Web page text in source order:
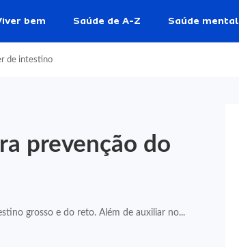
bem Saúde de A-Z Saúde mental
de intestino
prevenção do
grosso e do reto. Além de auxiliar no...